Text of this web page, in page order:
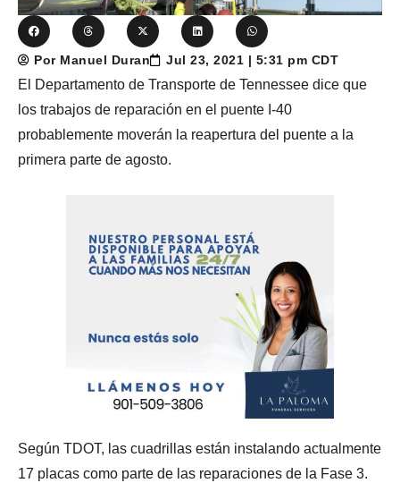
Por Manuel Duran Jul 23, 2021 | 5:31 pm CDT
El Departamento de Transporte de Tennessee dice que
los trabajos de reparación en el puente I-40
probablemente moverán la reapertura del puente a la
primera parte de agosto.
Según TDOT, las cuadrillas están instalando actualmente
17 placas como parte de las reparaciones de la Fase 3.